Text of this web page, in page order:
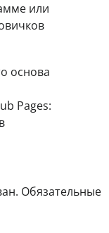
или
основа
Pages:
Обязательные